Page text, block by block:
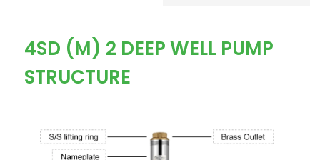
4SD (M) 2 DEEP WELL PUMP
STRUCTURE